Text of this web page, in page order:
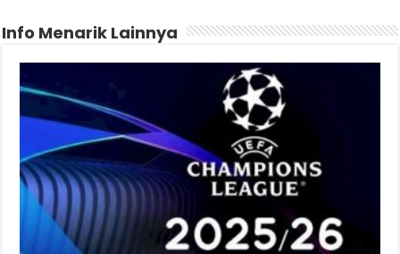
Info Menarik Lainnya